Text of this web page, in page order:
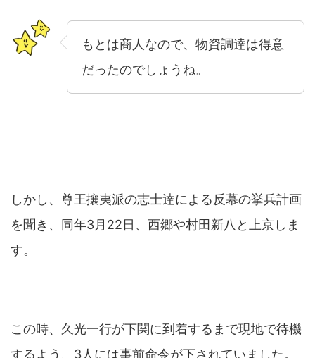
もとは商人なので、物資調達は得意
だったのでしょうね。
しかし、尊王攘夷派の志士達による反幕の挙兵計画
を聞き、同年3月22日、西郷や村田新八と上京しま
す。
この時、久光一行が下関に到着するまで現地で待機
するよう、3人には事前命令が下されていました。